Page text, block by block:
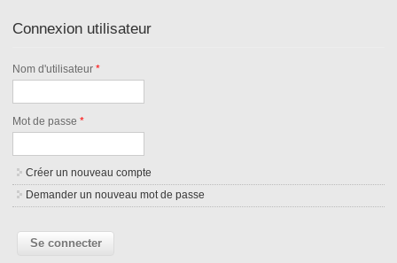
Connexion utilisateur
Nom d'utilisateur*
Mot de passe*
Créer un nouveau compte
Demander un nouveau mot de passe